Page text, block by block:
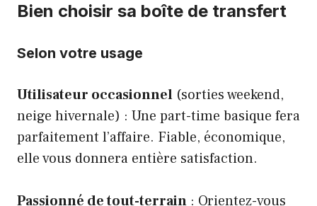
Bien choisir sa boîte de transfert
Selon votre usage
Utilisateur occasionnel (sorties weekend,
neige hivernale) : Une part-time basique fera
parfaitement l’affaire. Fiable, économique,
elle vous donnera entière satisfaction.
Passionné de tout-terrain : Orientez-vous